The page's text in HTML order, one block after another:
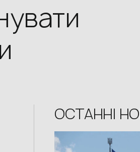
Для медіа
ОСТАННІ